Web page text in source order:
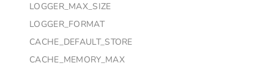
LOGGER_MAX_SIZE
LOGGER_FORMAT
CACHE_DEFAULT_STORE
CACHE_MEMORY_MAX